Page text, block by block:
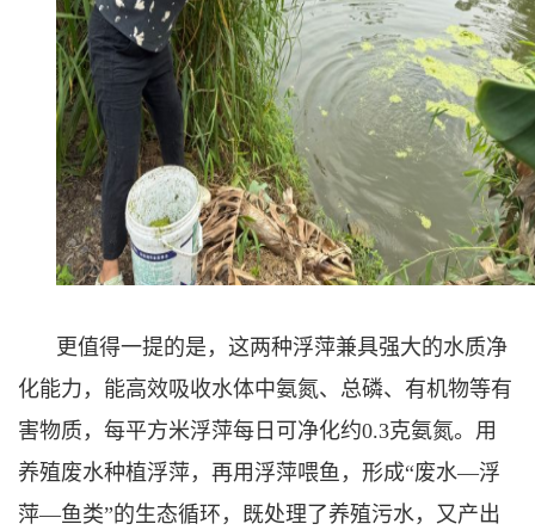
更值得一提的是，这两种浮萍兼具强大的水质净
化能力，能高效吸收水体中氨氮、总磷、有机物等有
害物质，每平方米浮萍每日可净化约0.3克氨氮。用
养殖废水种植浮萍，再用浮萍喂鱼，形成“废水—浮
萍—鱼类”的生态循环，既处理了养殖污水，又产出